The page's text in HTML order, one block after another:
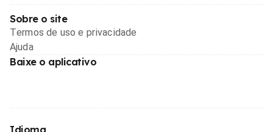
Sobre o site
Termos de uso e privacidade
Ajuda
Baixe o aplicativo
Idioma